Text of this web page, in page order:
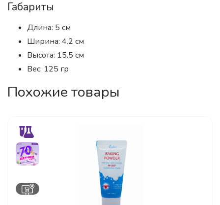
Габариты
Длина: 5 см
Ширина: 4.2 см
Высота: 15.5 см
Вес: 125 гр
Похожие товары